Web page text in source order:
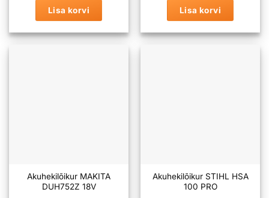
Lisa korvi Lisa korvi
Akuhekilõikur MAKITA
DUH752Z 18V
Akuhekilõikur STIHL HSA
100 PRO